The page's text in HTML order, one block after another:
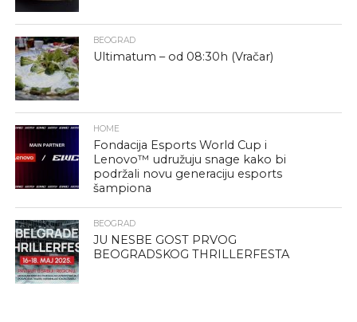
BEOGRAD
Ultimatum – od 08:30h (Vračar)
HOME
Fondacija Esports World Cup i
Lenovo™ udružuju snage kako bi
podržali novu generaciju esports
šampiona
BEOGRAD
JU NESBE GOST PRVOG
BEOGRADSKOG THRILLERFESTA